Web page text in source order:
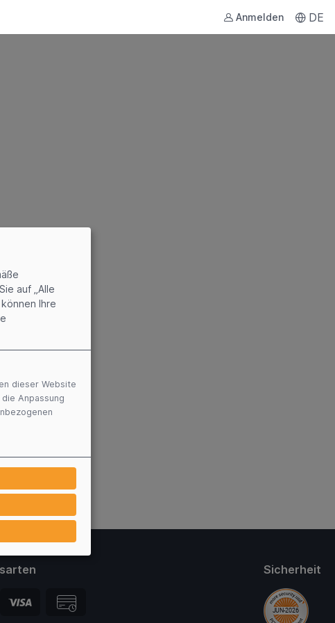
Anmelden DE
Sicherheit
auf „Alle
Ihre
dieser Website
Anpassung